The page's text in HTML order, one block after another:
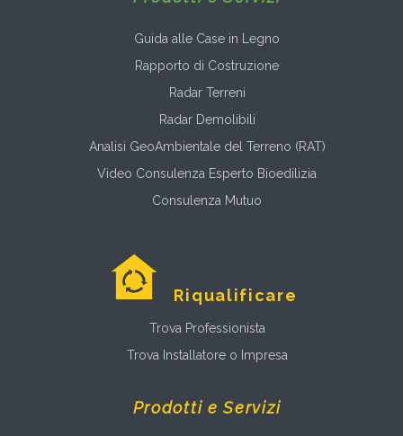
Guida alle Case in Legno
Rapporto di Costruzione
Radar Terreni
Radar Demolibili
Analisi GeoAmbientale del Terreno (RAT)
Video Consulenza Esperto Bioedilizia
Consulenza Mutuo
Riqualificare
Trova Professionista
Trova Installatore o Impresa
Prodotti e Servizi